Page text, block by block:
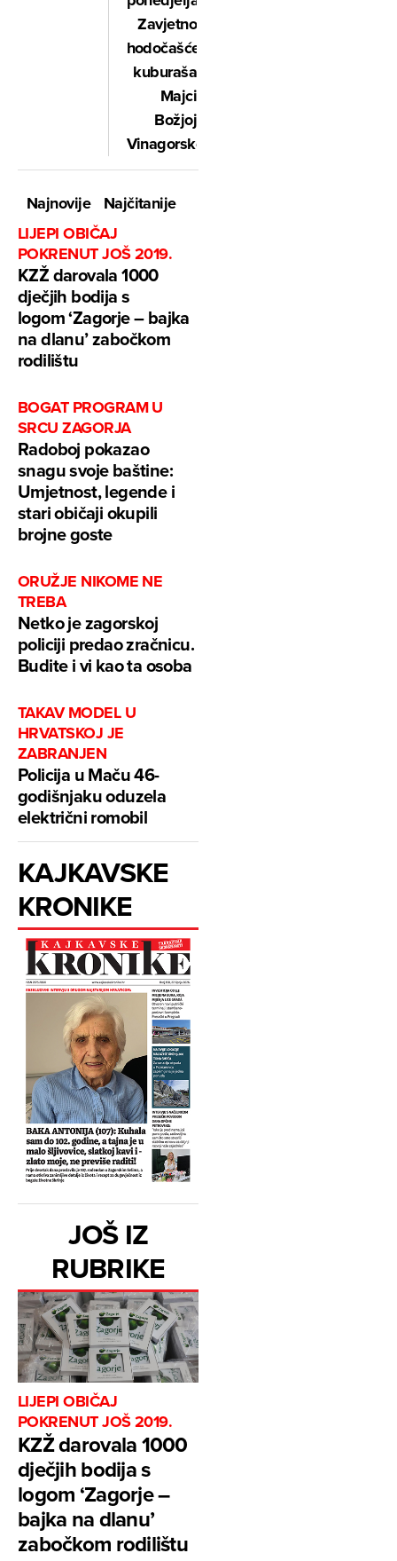
Zavjetno
hodočašće
kuburaša
Majci
Božjoj
Vinagorskoj
Najnovije
Najčitanije
LIJEPI OBIČAJ
POKRENUT JOŠ 2019.
KZŽ darovala 1000
dječjih bodija s
logom ‘Zagorje – bajka
na dlanu’ zabočkom
rodilištu
BOGAT PROGRAM U
SRCU ZAGORJA
Radoboj pokazao
snagu svoje baštine:
Umjetnost, legende i
stari običaji okupili
brojne goste
ORUŽJE NIKOME NE
TREBA
Netko je zagorskoj
policiji predao zračnicu.
Budite i vi kao ta osoba
TAKAV MODEL U
HRVATSKOJ JE
ZABRANJEN
Policija u Maču 46-
godišnjaku oduzela
električni romobil
KAJKAVSKE
KRONIKE
JOŠ IZ
RUBRIKE
LIJEPI OBIČAJ
POKRENUT JOŠ 2019.
KZŽ darovala 1000
dječjih bodija s
logom ‘Zagorje –
bajka na dlanu’
zabočkom rodilištu